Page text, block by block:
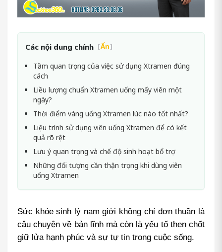
Các nội dung chính [Ẩn]
Tầm quan trọng của việc sử dụng Xtramen đúng
cách
Liều lượng chuẩn Xtramen uống mấy viên một
ngày?
Thời điểm vàng uống Xtramen lúc nào tốt nhất?
Liệu trình sử dụng viên uống Xtramen để có kết
quả rõ rệt
Lưu ý quan trọng và chế độ sinh hoạt bổ trợ
Những đối tượng cần thận trọng khi dùng viên
uống Xtramen
Sức khỏe sinh lý nam giới không chỉ đơn thuần là
câu chuyện về bản lĩnh mà còn là yếu tố then chốt
giữ lửa hạnh phúc và sự tự tin trong cuộc sống.